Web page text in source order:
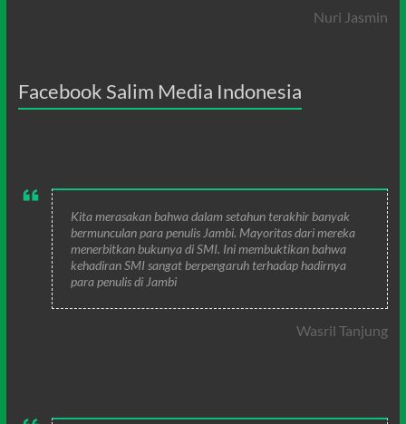
Nuri Jasmin
Facebook Salim Media Indonesia
Kita merasakan bahwa dalam setahun terakhir banyak
bermunculan para penulis Jambi. Mayoritas dari mereka
menerbitkan bukunya di SMI. Ini membuktikan bahwa
kehadiran SMI sangat berpengaruh terhadap hadirnya
para penulis di Jambi
Wasril Tanjung